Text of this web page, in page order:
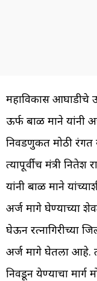
महाविकास आघाडीचे
ऊर्फ बाळ माने यांनी
निवडणुकीत मोठी
त्यापूर्वीच मंत्री
यांनी बाळ माने
अर्ज मागे घेण्याच्या
घेऊन रत्नागिरीच्या
अर्ज मागे घेतला आहे.
निवडून येण्याचा